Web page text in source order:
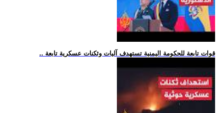
.. قوات تابعة للحكومة اليمنية تستهدف آليات وثكنات عسكرية تابعة